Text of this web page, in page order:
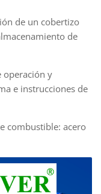
de un cobertizo
de
operación y
e instrucciones de
combustible: acero